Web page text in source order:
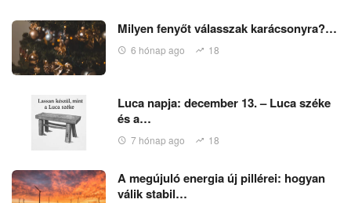
Milyen fenyőt válasszak karácsonyra?…
6 hónap ago 18
Luca napja: december 13. – Luca széke
és a…
7 hónap ago 18
A megújuló energia új pillérei: hogyan
válik stabil…